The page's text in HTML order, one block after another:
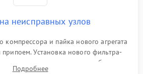
неисправных узлов
компрессора и пайка нового агрегата
Установка нового фильтра-
изношенных вентиляторов обдува,
Подробнее